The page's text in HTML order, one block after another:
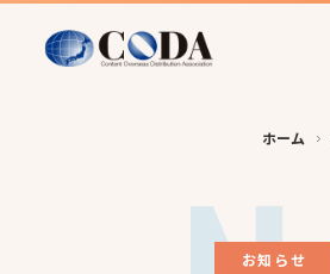
ホーム
お知らせ